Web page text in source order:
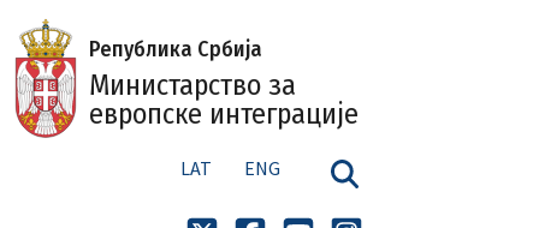
Република Србија
Министарство за
европске интеграције
LAT ENG